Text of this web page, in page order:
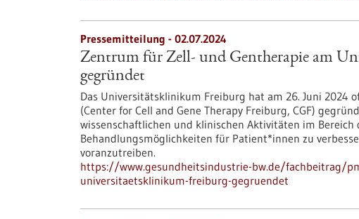
Pressemitteilung - 02.07.2024
Zentrum für Zell- und Gentherapie am
gegründet
Das Universitätsklinikum Freiburg hat am 26. Juni 2024
(Center for Cell and Gene Therapy Freiburg, CGF)
wissenschaftlichen und klinischen Aktivitäten im
Behandlungsmöglichkeiten für Patient*innen zu
voranzutreiben.
https://www.gesundheitsindustrie-bw.de/fachbeitrag/
universitaetsklinikum-freiburg-gegruendet